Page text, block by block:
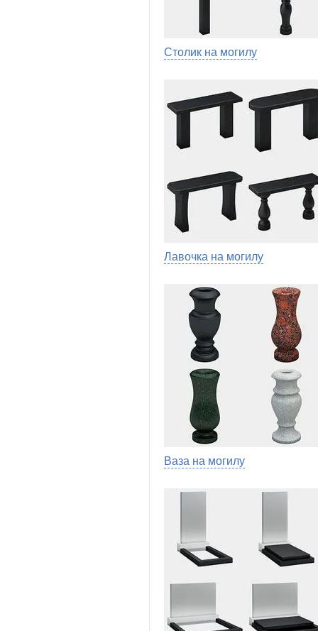
Столик на могилу
Лавочка на могилу
Ваза на могилу